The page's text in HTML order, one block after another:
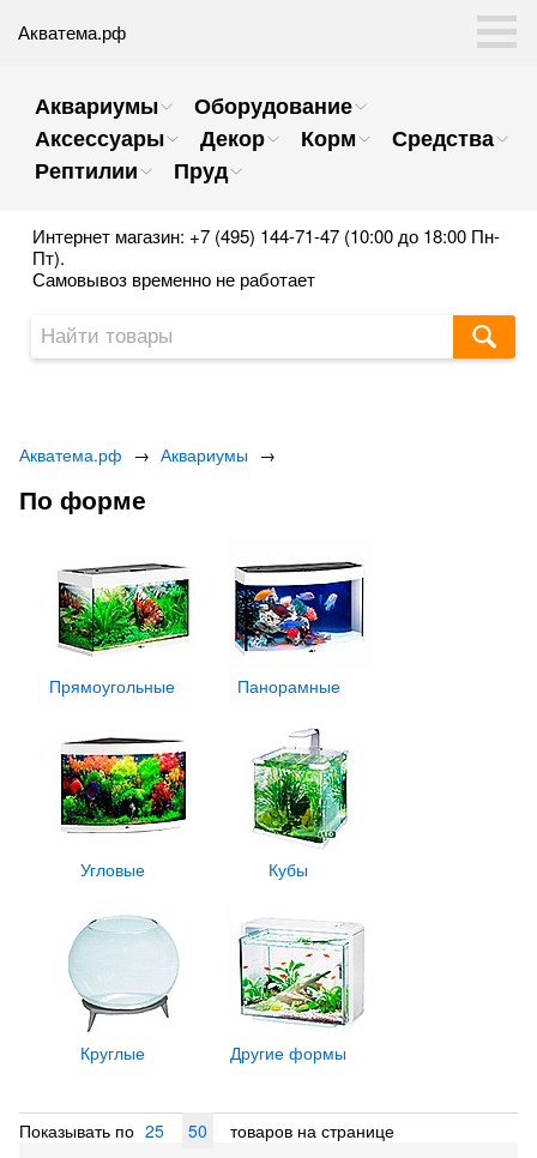
Акватема.рф
Аквариумы
Оборудование
Аксессуары
Декор Корм
Средства
Рептилии
Пруд
Интернет магазин: +7 (495) 144-71-47 (10:00 до 18:00 Пн-
Пт).
Самовывоз временно не работает
Акватема.рф → Аквариумы →
По форме
Прямоугольные Панорамные
Угловые Кубы
Круглые Другие формы
Показывать по 25 50 товаров на странице